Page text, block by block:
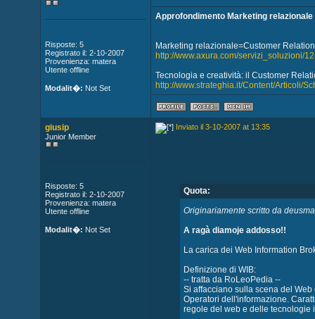
Risposte: 5
Registrato il: 2-10-2007
Provenienza: matera
Utente offline
Modalit�: Not Set
Approfondimento Marketing relazionale
Marketing relazionale=Customer
http://www.axura.com/servizi_soluzioni/
Tecnologia e creatività: il Customer
http://www.strateghia.it/Content/Articoli/
giusip
Junior Member
Risposte: 5
Registrato il: 2-10-2007
Provenienza: matera
Utente offline
Modalit�: Not Set
Inviato il 3-10-2007 at 13:35
Quota:
Originariamente scritto da
A ragà diamoje addosso!!
La carica dei Web Information
Definizione di WIB:
-- tratta da RoLeoPedia --
Si affacciano sulla scena del
Operatori dell'informazione.
regole del web e delle tecnologie